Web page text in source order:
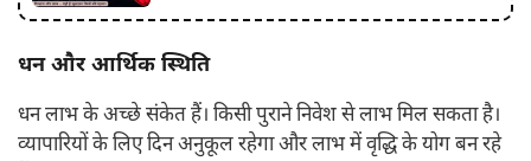
धन और आर्थिक स्थिति
धन लाभ के अच्छे संकेत हैं। किसी पुराने निवेश से लाभ मिल सकता है।
व्यापारियों के लिए दिन अनुकूल रहेगा और लाभ में वृद्धि के योग बन रहे